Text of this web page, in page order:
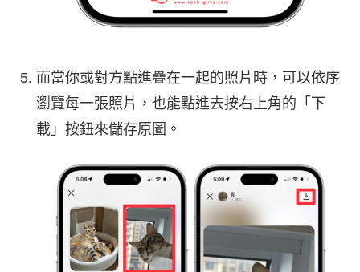
而當你或對方點進疊在一起的照片時，可以依序
瀏覽每一張照片，也能點進去按右上角的「下
載」按鈕來儲存原圖。